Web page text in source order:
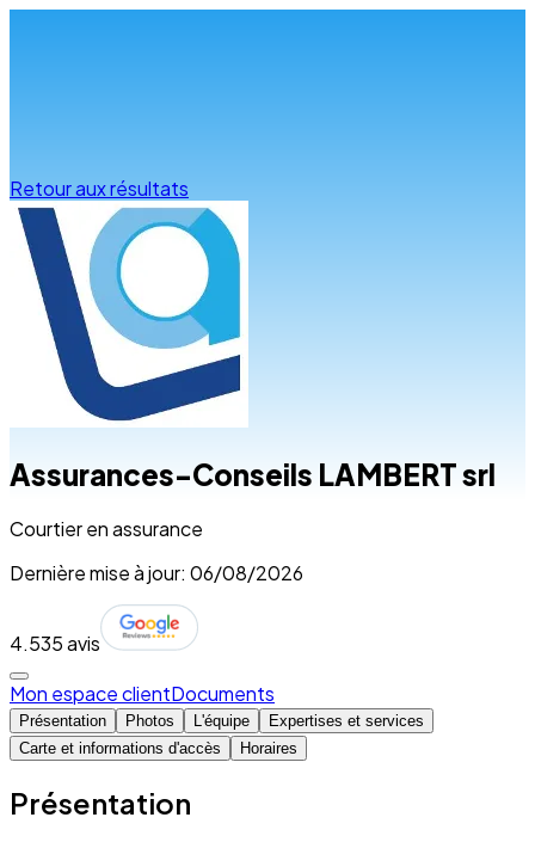
Retour aux résultats
Assurances-Conseils LAMBERT srl
Courtier en assurance
Dernière mise à jour: 06/08/2026
4.535 avis
Mon espace clientDocuments
Présentation Photos L'équipe
Expertises et services
Carte et informations d'accès
Horaires
Présentation